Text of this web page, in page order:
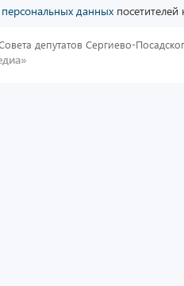
данных посетителей
депутатов Сергиево-